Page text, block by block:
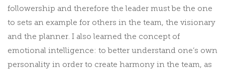
followership and therefore the leader must be the one
to sets an example for others in the team, the visionary
and the planner. I also learned the concept of
emotional intelligence: to better understand one’s own
personality in order to create harmony in the team, as